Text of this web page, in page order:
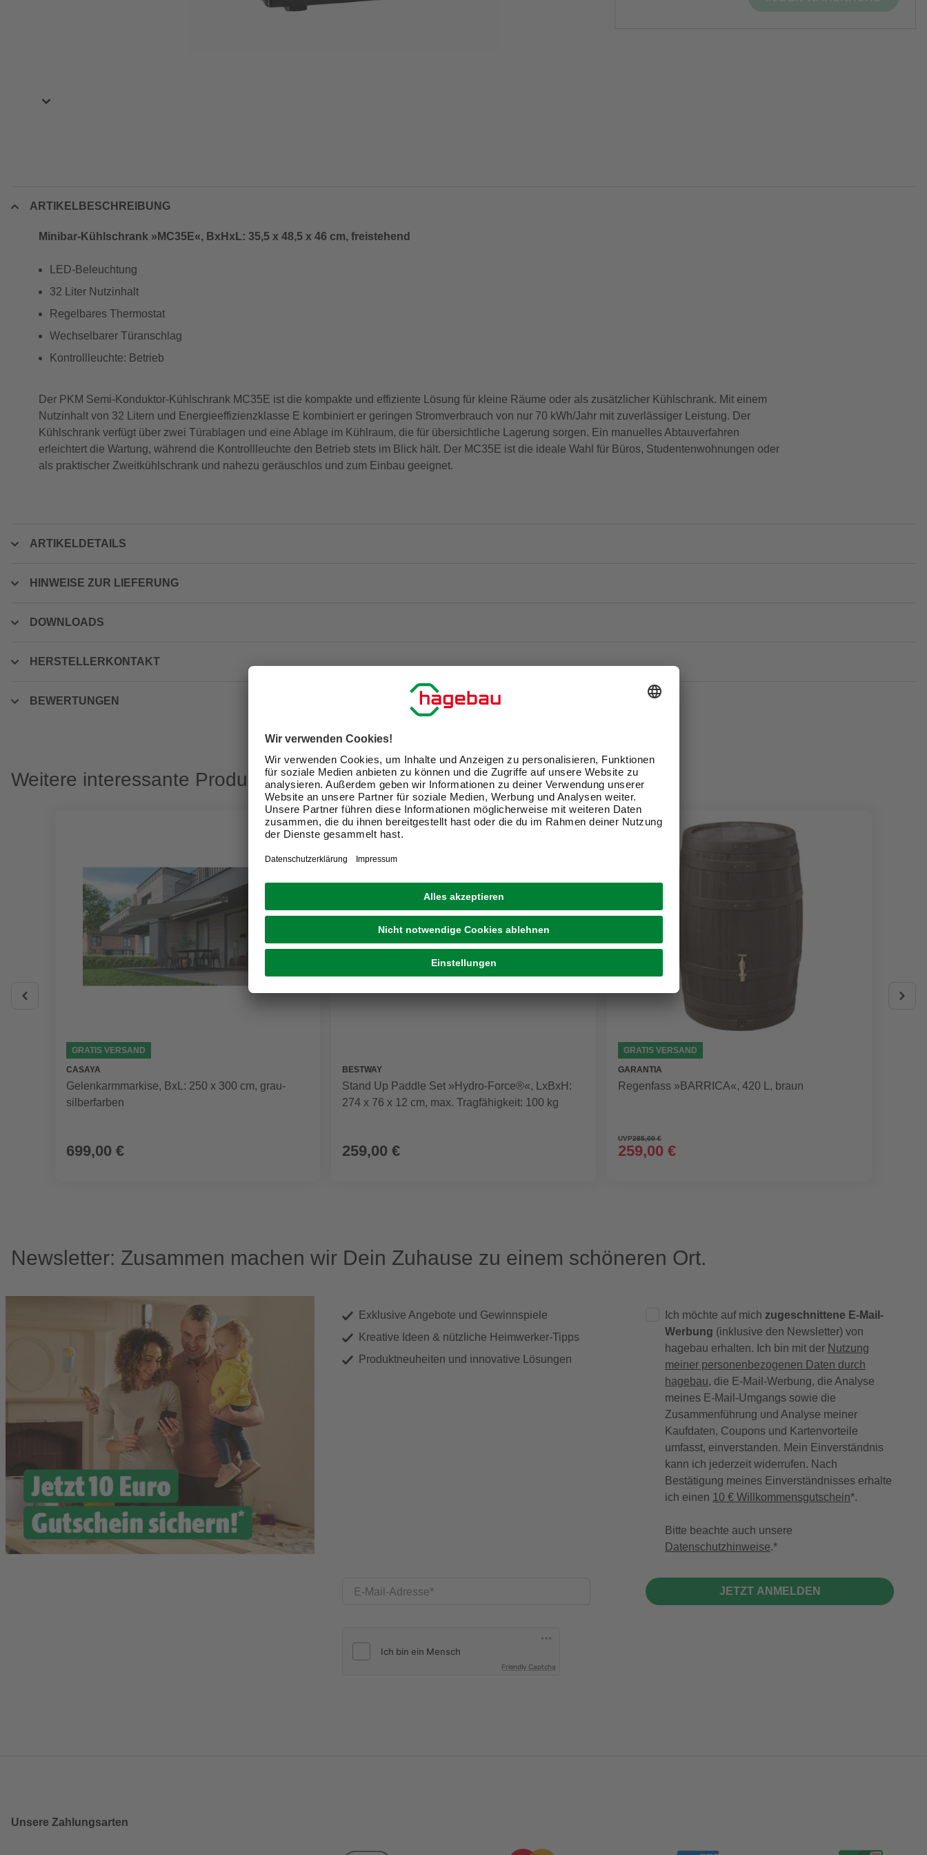
ARTIKELBESCHREIBUNG
Minibar-Kühlschrank »MC35E«, BxHxL: 35,5 x 48,5 x 46 cm, freistehend
LED-Beleuchtung
32 Liter Nutzinhalt
Regelbares Thermostat
Wechselbarer Türanschlag
Kontrollleuchte: Betrieb
Der PKM Semi-Konduktor-Kühlschrank MC35E ist die kompakte und effiziente Lösung für kleine Räume oder als zusätzlicher Kühlschrank. Mit einem
Nutzinhalt von 32 Litern und Energieeffizienzklasse E kombiniert er geringen Stromverbrauch von nur 70 kWh/Jahr mit zuverlässiger Leistung. Der
Kühlschrank verfügt über zwei Türablagen und eine Ablage im Kühlraum, die für übersichtliche Lagerung sorgen. Ein manuelles Abtauverfahren
erleichtert die Wartung, während die Kontrollleuchte den Betrieb stets im Blick hält. Der MC35E ist die ideale Wahl für Büros, Studentenwohnungen oder
als praktischer Zweitkühlschrank und nahezu geräuschlos und zum Einbau geeignet.
ARTIKELDETAILS
HINWEISE ZUR LIEFERUNG
DOWNLOADS
HERSTELLERKONTAKT
BEWERTUNGEN
Weitere interessante Produkte
GRATIS VERSAND
CASAYA
Gelenkarmmarkise, BxL: 250 x 300 cm, grau-
silberfarben
699,00 €
BESTWAY
Stand Up Paddle Set »Hydro-Force®«, LxBxH:
274 x 76 x 12 cm, max. Tragfähigkeit: 100 kg
259,00 €
GRATIS VERSAND
GARANTIA
Regenfass »BARRICA«, 420 L, braun
UVP285,00 €
259,00 €
Newsletter: Zusammen machen wir Dein Zuhause zu einem schöneren Ort.
Exklusive Angebote und Gewinnspiele
Kreative Ideen & nützliche Heimwerker-Tipps
Produktneuheiten und innovative Lösungen
E-Mail-Adresse
Friendly Captcha
Ich möchte auf mich zugeschnittene E-Mail-
Werbung (inklusive den Newsletter) von
hagebau erhalten. Ich bin mit der Nutzung
meiner personenbezogenen Daten durch
hagebau, die E-Mail-Werbung, die Analyse
meines E-Mail-Umgangs sowie die
Zusammenführung und Analyse meiner
Kaufdaten, Coupons und Kartenvorteile
umfasst, einverstanden. Mein Einverständnis
kann ich jederzeit widerrufen. Nach
Bestätigung meines Einverständnisses erhalte
ich einen 10 € Willkommensgutschein*.
Bitte beachte auch unsere
Datenschutzhinweise.
JETZT ANMELDEN
Unsere Zahlungsarten